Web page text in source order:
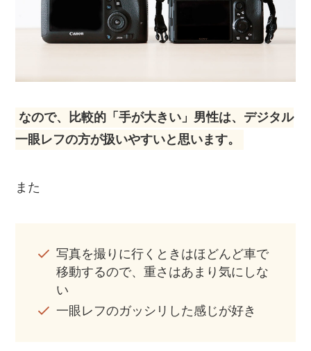
なので、比較的「手が大きい」男性は、デジタル
一眼レフの方が扱いやすいと思います。
また
写真を撮りに行くときはほどんど車で
移動するので、重さはあまり気にしな
い
一眼レフのガッシリした感じが好き